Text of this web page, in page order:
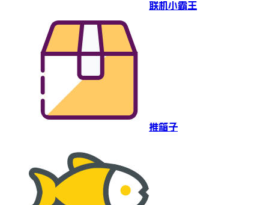
联机小霸王
推箱子